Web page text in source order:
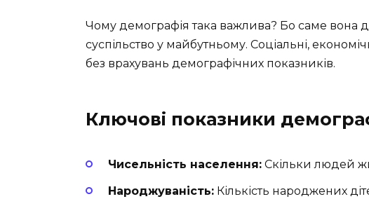
Чому демографія така важлива? Бо саме вона
суспільство у майбутньому. Соціальні,
без врахувань демографічних показників.
Ключові показники
Чисельність населення: Скільки людей
Народжуваність: Кількість народжених